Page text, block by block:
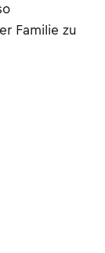
Familie zu